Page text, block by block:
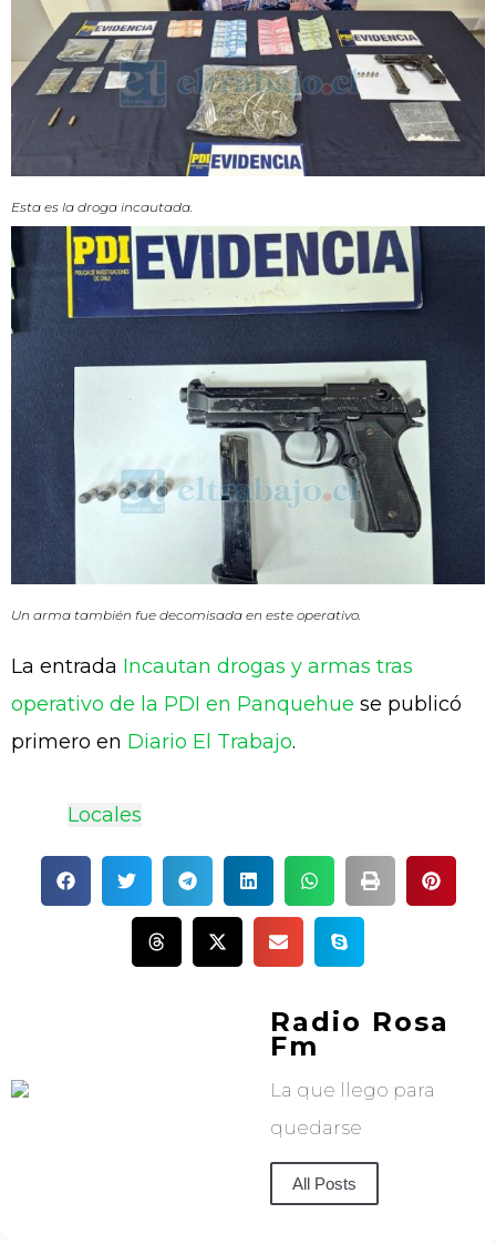
Esta es la droga incautada.
Un arma también fue decomisada en este operativo.
La entrada Incautan drogas y armas tras
operativo de la PDI en Panquehue se publicó
primero en Diario El Trabajo.
Locales
Radio Rosa
Fm
La que llego para
quedarse
All Posts